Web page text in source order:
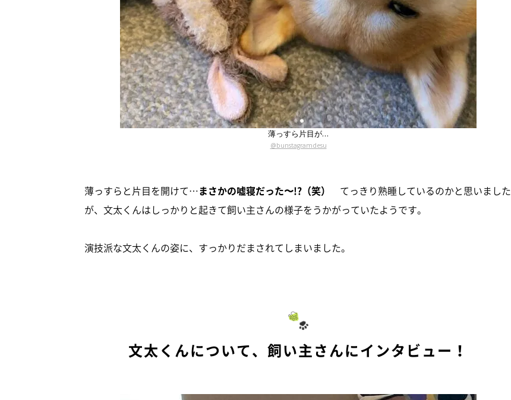
薄っすら片目が…
@bunstagramdesu
薄っすらと片目を開けて…まさかの嘘寝だった〜!?（笑）
てっきり熟睡しているのかと思いました
が、文太くんはしっかりと起きて飼い主さんの様子をうかがっていたようです。
演技派な文太くんの姿に、すっかりだまされてしまいました。
文太くんについて、飼い主さんにインタビュー！